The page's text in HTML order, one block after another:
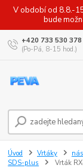
V období od 8.8.-
bude
+420 733 530 378
(Po-Pá, 8-15 hod.)
Úvod Vrtáky
SDS-plus
Vrták